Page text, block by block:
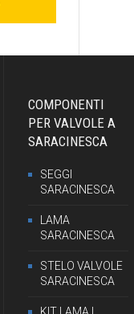
COMPONENTI
PER VALVOLE A
SARACINESCA
SEGGI
SARACINESCA
LAMA
SARACINESCA
STELO VALVOLE
SARACINESCA